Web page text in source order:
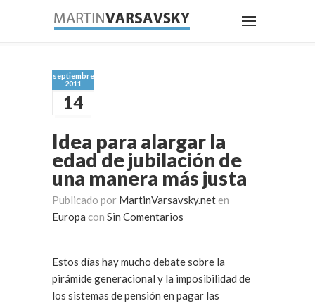
septiembre
2011
14
Idea para alargar la
edad de jubilación de
una manera más justa
Publicado por MartinVarsavsky.net en
Europa con Sin Comentarios
Estos días hay mucho debate sobre la
pirámide generacional y la imposibilidad de
los sistemas de pensión en pagar las